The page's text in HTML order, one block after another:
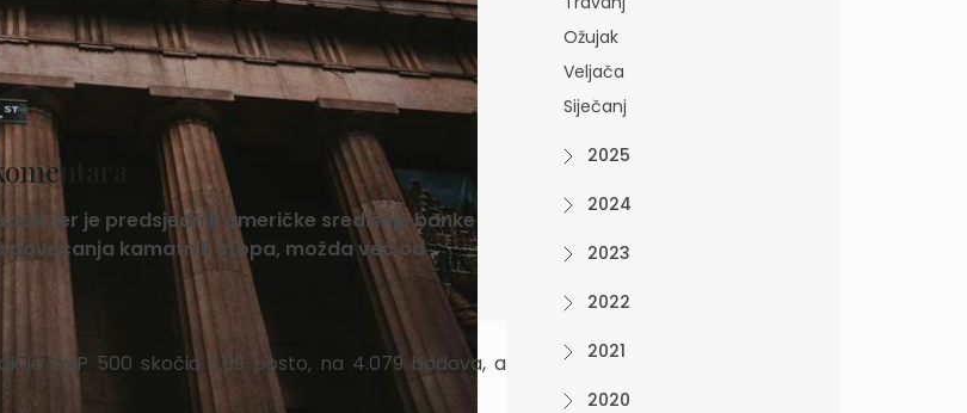
jer je predsjednik američke središnje banke
kamatnih stopa, možda već od
je S&P 500 skočio 3,09 posto, na 4.079 bodova, a
Ožujak
Veljača
Siječanj
2025
2024
2023
2022
2021
2020